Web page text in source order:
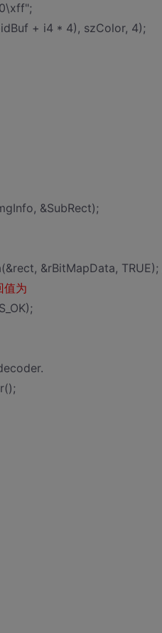
+ i4 * 4), szColor, 4);
&SubRect);
&rBitMapData, TRUE);
值为